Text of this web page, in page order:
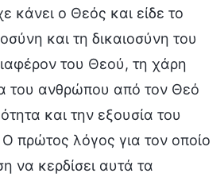
κάνει ο Θεός και είδε το
και τη δικαιοσύνη του
του Θεού, τη χάρη
του ανθρώπου από τον Θεό
και την εξουσία του
πρώτος λόγος για τον οποίο
να κερδίσει αυτά τα